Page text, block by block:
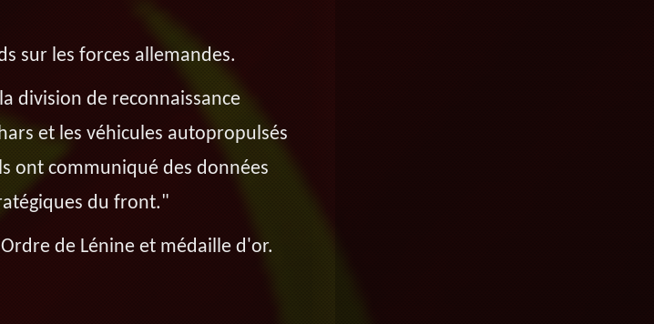
sur les forces allemandes.
division de reconnaissance
et les véhicules autopropulsés
ont communiqué des données
du front."
de Lénine et médaille d'or.